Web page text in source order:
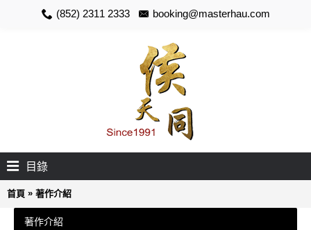
(852) 2311 2333 booking@masterhau.com
目錄
首頁 » 著作介紹
著作介紹